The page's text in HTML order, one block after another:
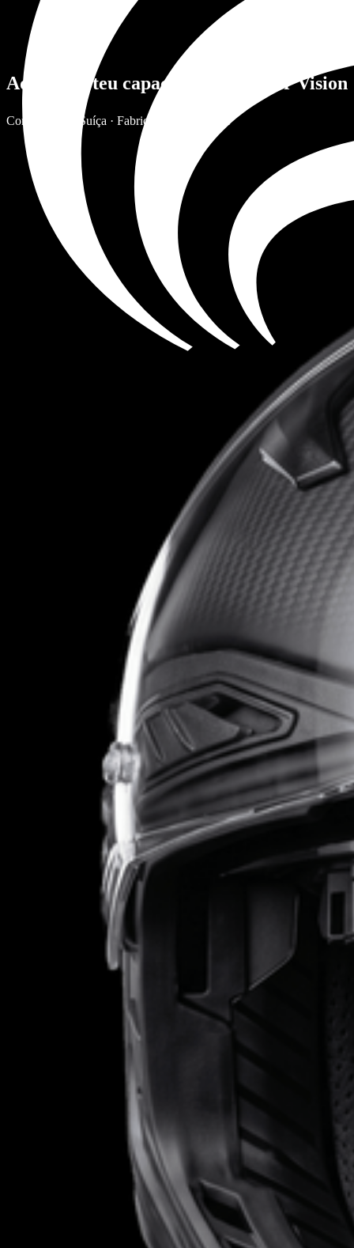
Adquire o teu capacete Aegis Rider Vision
Concebido na Suíça · Fabricado em Portugal